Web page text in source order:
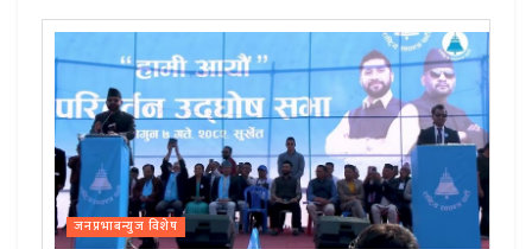
जनप्रभाबन्युज विशेष